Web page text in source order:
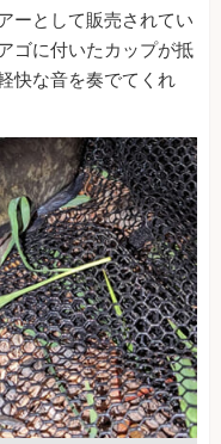
ーとして販売されてい
ゴに付いたカップが抵
快な音を奏でてくれ